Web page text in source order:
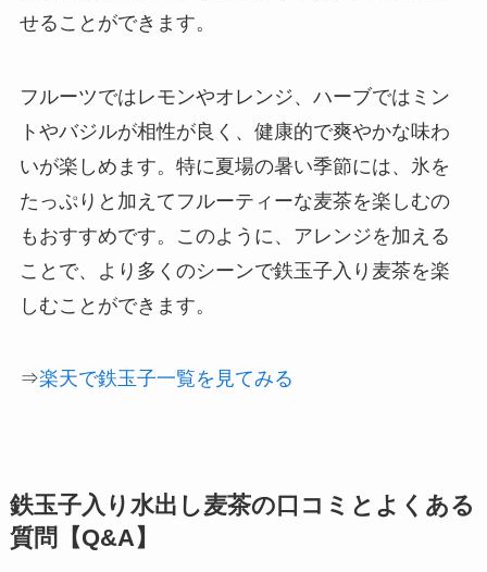
せることができます。
フルーツではレモンやオレンジ、ハーブではミン
トやバジルが相性が良く、健康的で爽やかな味わ
いが楽しめます。特に夏場の暑い季節には、氷を
たっぷりと加えてフルーティーな麦茶を楽しむの
もおすすめです。このように、アレンジを加える
ことで、より多くのシーンで鉄玉子入り麦茶を楽
しむことができます。
⇒楽天で鉄玉子一覧を見てみる
鉄玉子入り水出し麦茶の口コミとよくある
質問【Q&A】